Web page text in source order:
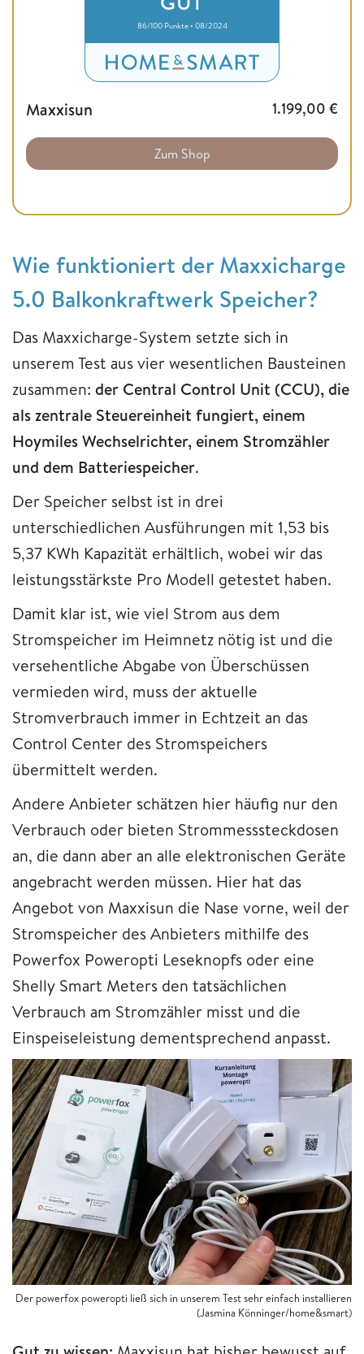
86/100 Punkte • 08/2024
Maxxisun 1.199,00 €
Zum Shop
Wie funktioniert der Maxxicharge
5.0 Balkonkraftwerk Speicher?
Das Maxxicharge-System setzte sich in
unserem Test aus vier wesentlichen Bausteinen
zusammen: der Central Control Unit (CCU), die
als zentrale Steuereinheit fungiert, einem
Hoymiles Wechselrichter, einem Stromzähler
und dem Batteriespeicher.
Der Speicher selbst ist in drei
unterschiedlichen Ausführungen mit 1,53 bis
5,37 KWh Kapazität erhältlich, wobei wir das
leistungsstärkste Pro Modell getestet haben.
Damit klar ist, wie viel Strom aus dem
Stromspeicher im Heimnetz nötig ist und die
versehentliche Abgabe von Überschüssen
vermieden wird, muss der aktuelle
Stromverbrauch immer in Echtzeit an das
Control Center des Stromspeichers
übermittelt werden.
Andere Anbieter schätzen hier häufig nur den
Verbrauch oder bieten Strommesssteckdosen
an, die dann aber an alle elektronischen Geräte
angebracht werden müssen. Hier hat das
Angebot von Maxxisun die Nase vorne, weil der
Stromspeicher des Anbieters mithilfe des
Powerfox Poweropti Leseknopfs oder eine
Shelly Smart Meters den tatsächlichen
Verbrauch am Stromzähler misst und die
Einspeiseleistung dementsprechend anpasst.
Der powerfox poweropti ließ sich in unserem Test sehr einfach installieren
(Jasmina Könninger/home&smart)